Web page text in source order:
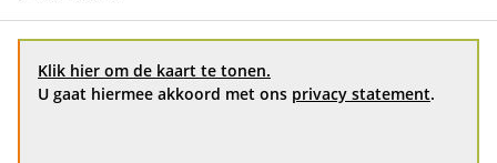
Klik hier om de kaart te tonen.
U gaat hiermee akkoord met ons privacy statement.